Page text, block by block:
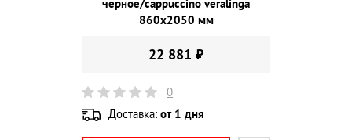
черное/cappuccino veralinga
860х2050 мм
22 881 ₽
0
Доставка: от 1 дня